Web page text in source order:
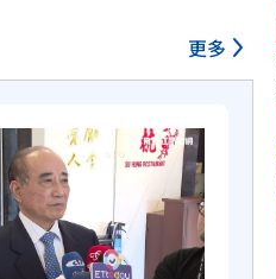
更多